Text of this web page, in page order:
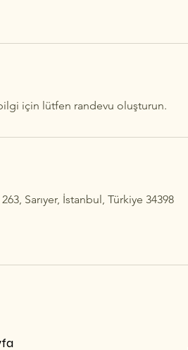
için lütfen randevu oluşturun.
Sarıyer, İstanbul, Türkiye 34398